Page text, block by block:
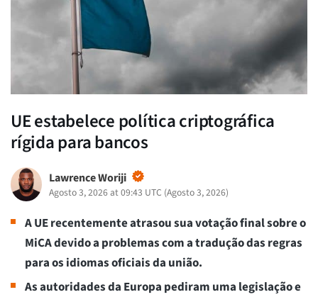
UE estabelece política criptográfica
rígida para bancos
Lawrence Woriji
Agosto 3, 2026 at 09:43 UTC (Agosto 3, 2026)
A UE recentemente atrasou sua votação final sobre o
MiCA devido a problemas com a tradução das regras
para os idiomas oficiais da união.
As autoridades da Europa pediram uma legislação e